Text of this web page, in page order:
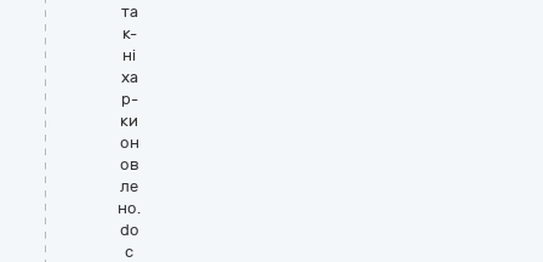
та
к-
ні
ха
р-
ки
он
ов
ле
но.
do
c